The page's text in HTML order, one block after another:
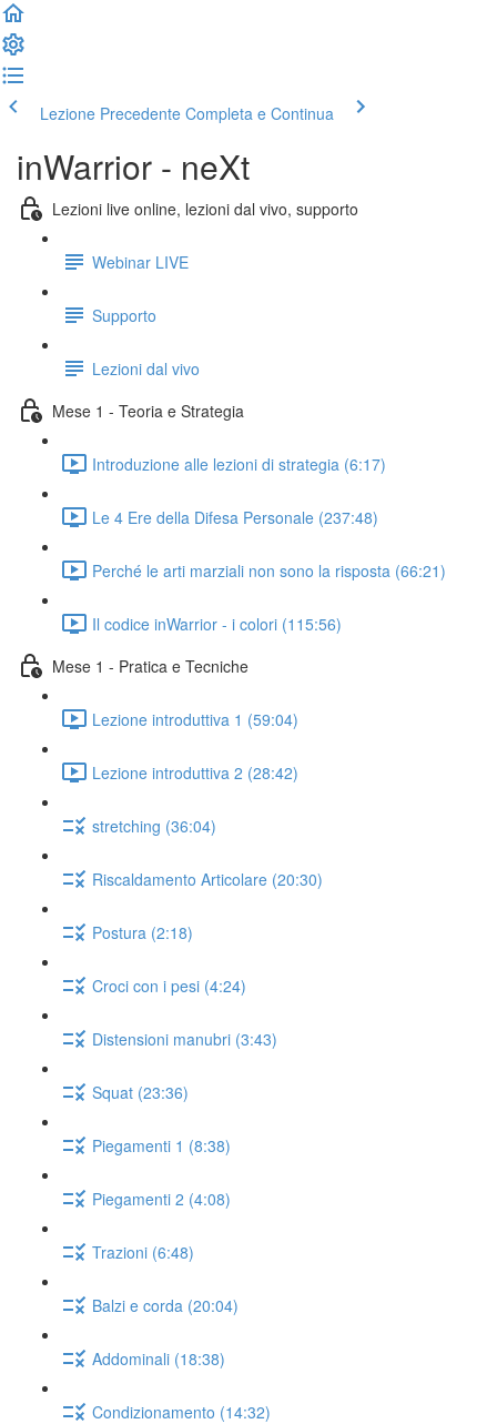
Lezione Precedente Completa e Continua
inWarrior - neXt
Lezioni live online, lezioni dal vivo, supporto
Webinar LIVE
Supporto
Lezioni dal vivo
Mese 1 - Teoria e Strategia
Introduzione alle lezioni di strategia (6:17)
Le 4 Ere della Difesa Personale (237:48)
Perché le arti marziali non sono la risposta (66:21)
Il codice inWarrior - i colori (115:56)
Mese 1 - Pratica e Tecniche
Lezione introduttiva 1 (59:04)
Lezione introduttiva 2 (28:42)
stretching (36:04)
Riscaldamento Articolare (20:30)
Postura (2:18)
Croci con i pesi (4:24)
Distensioni manubri (3:43)
Squat (23:36)
Piegamenti 1 (8:38)
Piegamenti 2 (4:08)
Trazioni (6:48)
Balzi e corda (20:04)
Addominali (18:38)
Condizionamento (14:32)